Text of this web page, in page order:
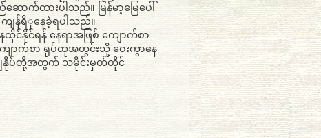
က်ထားပါသည်။ မြန်မာ့မြေပေါ်
ျန်ရိှနေခဲ့ရပါသည်။
နိုင်ရန် နေရာအဖြစ် ကျောက်စာ
က်စာ ရုပ်ထုအတွင်းသို့ ဝေးကွာနေ
ကျွနိုပ်တို့အတွက် သမိုင်းမှတ်တိုင်